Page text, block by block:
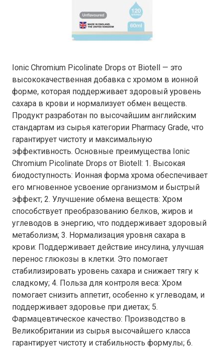
Ionic Chromium Picolinate Drops от Biotell — это
высококачественная добавка с хромом в ионной
форме, которая поддерживает здоровый уровень
сахара в крови и нормализует обмен веществ.
Продукт разработан по высочайшим английским
стандартам из сырья категории Pharmacy Grade, что
гарантирует чистоту и максимальную
эффективность. Основные преимущества Ionic
Chromium Picolinate Drops от Biotell: 1. Высокая
биодоступность: Ионная форма хрома обеспечивает
его мгновенное усвоение организмом и быстрый
эффект; 2. Улучшение обмена веществ: Хром
способствует преобразованию белков, жиров и
углеводов в энергию, что поддерживает здоровый
метаболизм; 3. Нормализация уровня сахара в
крови: Поддерживает действие инсулина, улучшая
перенос глюкозы в клетки. Это помогает
стабилизировать уровень сахара и снижает тягу к
сладкому; 4. Польза для контроля веса: Хром
помогает снизить аппетит, особенно к углеводам, и
поддерживает здоровье при диетах; 5.
Фармацевтическое качество: Производство в
Великобритании из сырья высочайшего класса
гарантирует чистоту и стабильность формулы; 6.